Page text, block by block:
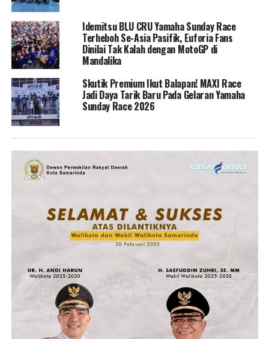
Idemitsu BLU CRU Yamaha Sunday Race
Terheboh Se-Asia Pasifik, Euforia Fans
Dinilai Tak Kalah dengan MotoGP di
Mandalika
Skutik Premium Ikut Balapan! MAXI Race
Jadi Daya Tarik Baru Pada Gelaran Yamaha
Sunday Race 2026